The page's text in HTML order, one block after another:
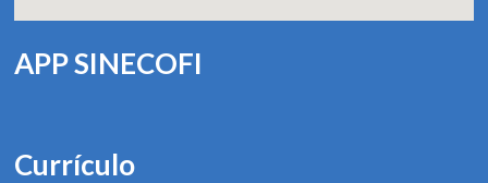
APP SINECOFI
Currículo